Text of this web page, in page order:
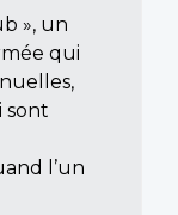
», un
qui
sont
l’un